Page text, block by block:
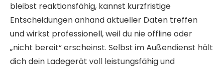
bleibst reaktionsfähig, kannst kurzfristige
Entscheidungen anhand aktueller Daten treffen
und wirkst professionell, weil du nie offline oder
„nicht bereit“ erscheinst. Selbst im Außendienst hält
dich dein Ladegerät voll leistungsfähig und